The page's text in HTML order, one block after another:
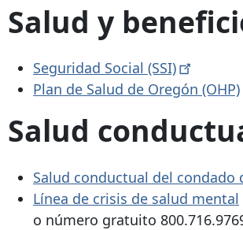
Salud y
Seguridad Social (SSI)
Plan de Salud de Oregón (OHP)
Salud
Salud conductual del condado
Línea de crisis de salud mental
o número gratuito